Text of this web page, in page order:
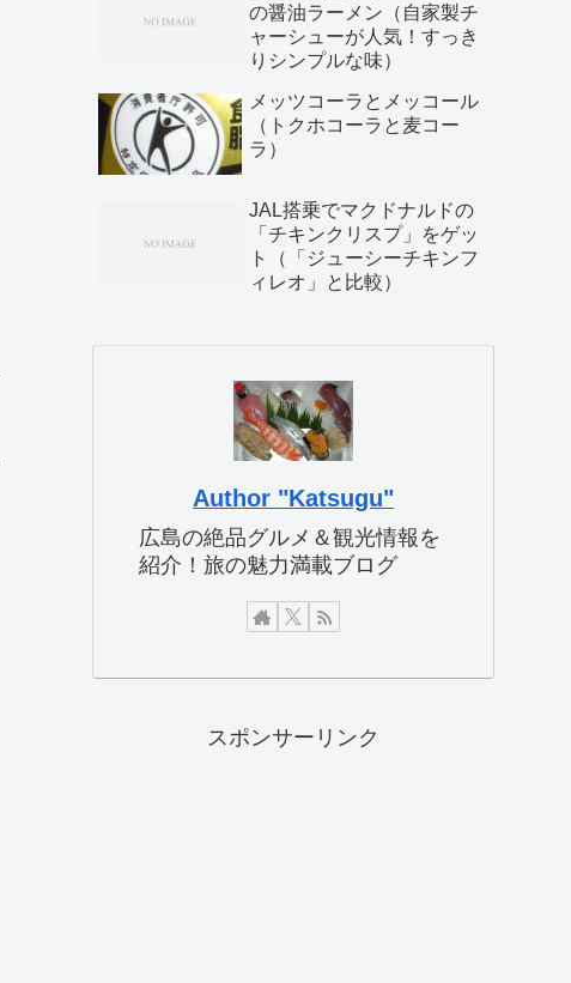
の醤油ラーメン（自家製チ
ャーシューが人気！すっき
りシンプルな味）
メッツコーラとメッコール
（トクホコーラと麦コー
ラ）
JAL搭乗でマクドナルドの
「チキンクリスプ」をゲッ
ト（「ジューシーチキンフ
ィレオ」と比較）
Author "Katsugu"
広島の絶品グルメ＆観光情報を
紹介！旅の魅力満載ブログ
スポンサーリンク